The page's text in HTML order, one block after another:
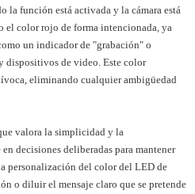
la función está activada y la cámara está
el color rojo de forma intencionada, ya
un indicador de "grabación" o
dispositivos de video. Este color
eliminando cualquier ambigüedad
valora la simplicidad y la
decisiones deliberadas para mantener
personalización del color del LED de
o diluir el mensaje claro que se pretende